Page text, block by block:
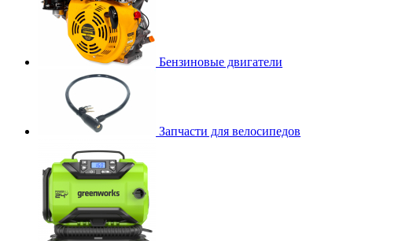
Бензиновые двигатели
Запчасти для велосипедов